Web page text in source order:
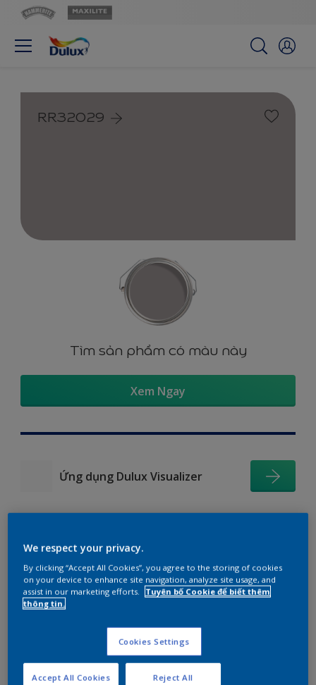
RR32029
Tìm sản phẩm có màu này
Xem Ngay
Ứng dụng Dulux Visualizer
Gợi ý phối màu
We respect your privacy.
By clicking “Accept All Cookies”, you agree to the storing of cookies
on your device to enhance site navigation, analyze site usage, and
assist in our marketing efforts.
Tuyên bố Cookie để biết thêm
thông tin.
Cookies Settings
Reject All
Accept All Cookies